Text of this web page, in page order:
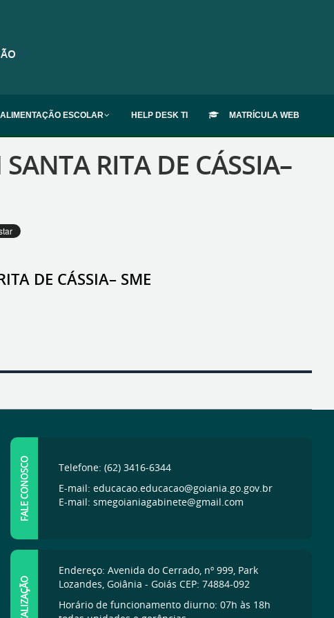
ALIMENTAÇÃO ESCOLAR HELP DESK TI MATRÍCULA WEB
RITA DE CÁSSIA–
DE CÁSSIA– SME
FALE CONOSCO
Telefone: (62) 3416-6344
E-mail: educacao.educacao@goiania.go.gov.br
E-mail: smegoianiagabinete@gmail.com
LOCALIZAÇÃO
Endereço: Avenida do Cerrado, nº 999, Park
Lozandes, Goiânia - Goiás CEP: 74884-092
Horário de funcionamento diurno: 07h às 18h